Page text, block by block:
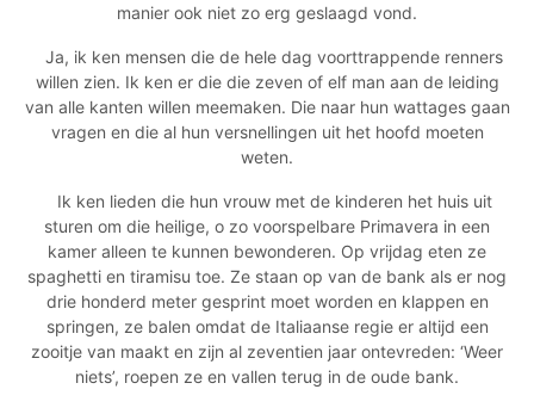
manier ook niet zo erg geslaagd vond.
Ja, ik ken mensen die de hele dag voorttrappende renners
willen zien. Ik ken er die die zeven of elf man aan de leiding
van alle kanten willen meemaken. Die naar hun wattages gaan
vragen en die al hun versnellingen uit het hoofd moeten
weten.
Ik ken lieden die hun vrouw met de kinderen het huis uit
sturen om die heilige, o zo voorspelbare Primavera in een
kamer alleen te kunnen bewonderen. Op vrijdag eten ze
spaghetti en tiramisu toe. Ze staan op van de bank als er nog
drie honderd meter gesprint moet worden en klappen en
springen, ze balen omdat de Italiaanse regie er altijd een
zooitje van maakt en zijn al zeventien jaar ontevreden: ‘Weer
niets’, roepen ze en vallen terug in de oude bank.